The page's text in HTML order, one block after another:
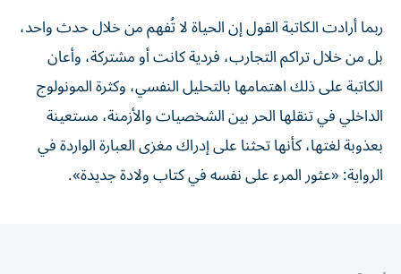
ربما أرادت الكاتبة القول إن الحياة لا تُفهم من خلال حدث واحد،
بل من خلال تراكم التجارب، فردية كانت أو مشتركة، وأعان
الكاتبة على ذلك اهتمامها بالتحليل النفسي، وكثرة المونولوج
الداخلي في تنقلها الحر بين الشخصيات والأزمنة، مستعينة
بعذوبة لغتها، كأنها تحثنا على إدراك مغزى العبارة الواردة في
الرواية: «عثور المرء على نفسه في كتاب ولادة جديدة».